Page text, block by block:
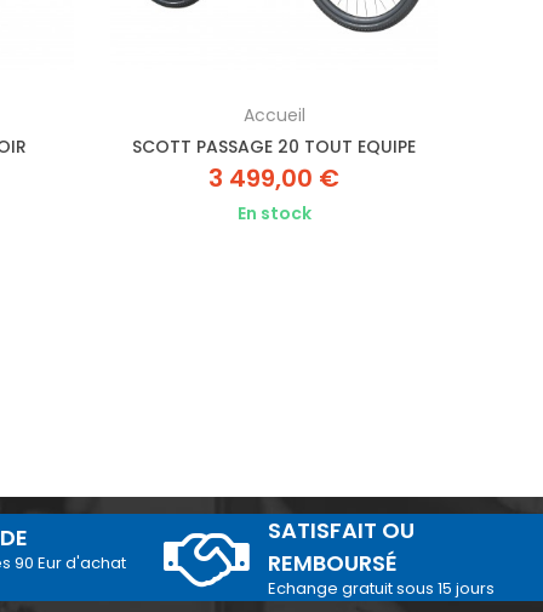
Accueil
SCOTT PASSAGE 20 TOUT EQUIPE
3 499,00 €
En stock
90 Eur d'achat
SATISFAIT OU
REMBOURSÉ
Echange gratuit sous 15 jours